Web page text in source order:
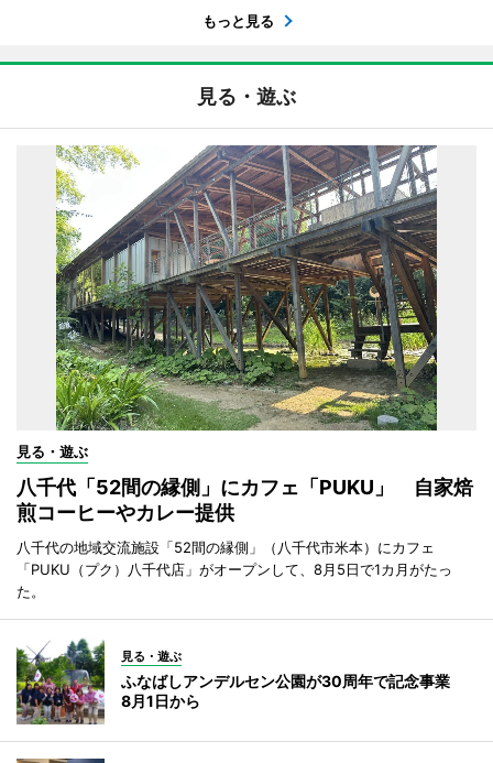
もっと見る
見る・遊ぶ
見る・遊ぶ
八千代「52間の縁側」にカフェ「PUKU」 自家焙
煎コーヒーやカレー提供
八千代の地域交流施設「52間の縁側」（八千代市米本）にカフェ
「PUKU（プク）八千代店」がオープンして、8月5日で1カ月がたっ
た。
見る・遊ぶ
ふなばしアンデルセン公園が30周年で記念事業
8月1日から